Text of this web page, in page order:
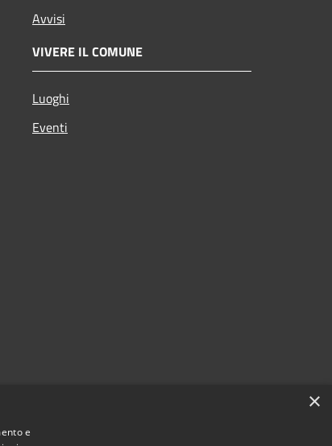
Avvisi
VIVERE IL COMUNE
Luoghi
Eventi
×
e